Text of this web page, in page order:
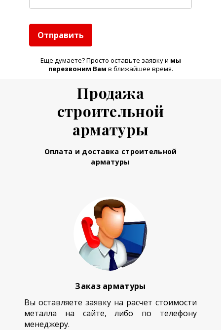
Отправить
Еще думаете? Просто оставьте заявку и мы
перезвоним Вам в ближайшее время.
Продажа
строительной
арматуры
Оплата и доставка строительной
арматуры
Заказ арматуры
Вы оставляете заявку на расчет стоимости
металла на сайте, либо по телефону
менеджеру.